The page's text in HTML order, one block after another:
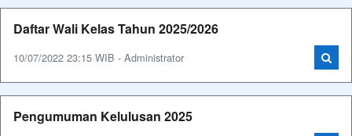
Daftar Wali Kelas Tahun 2025/2026
10/07/2022 23:15 WIB - Administrator
Pengumuman Kelulusan 2025